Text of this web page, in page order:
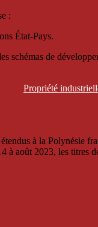
:
État-Pays.
schémas de
Propriété
à la
août 2023, les